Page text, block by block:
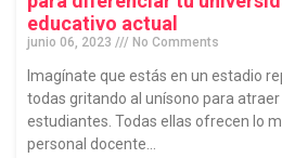
educativo actual
junio 06, 2023 No Comments
Imagínate que estás en un estadio
todas gritando al unísono para
estudiantes. Todas ellas ofrecen lo
personal docente...